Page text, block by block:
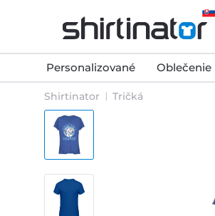
Personalizované Oblečenie
Shirtinator Tričká